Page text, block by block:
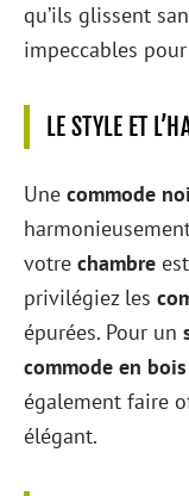
qu’ils glissent
impeccables
LE STYLE ET
Une commode
votre chambre
privilégiez les
épurées. Pour un
commode en
également faire
élégant.